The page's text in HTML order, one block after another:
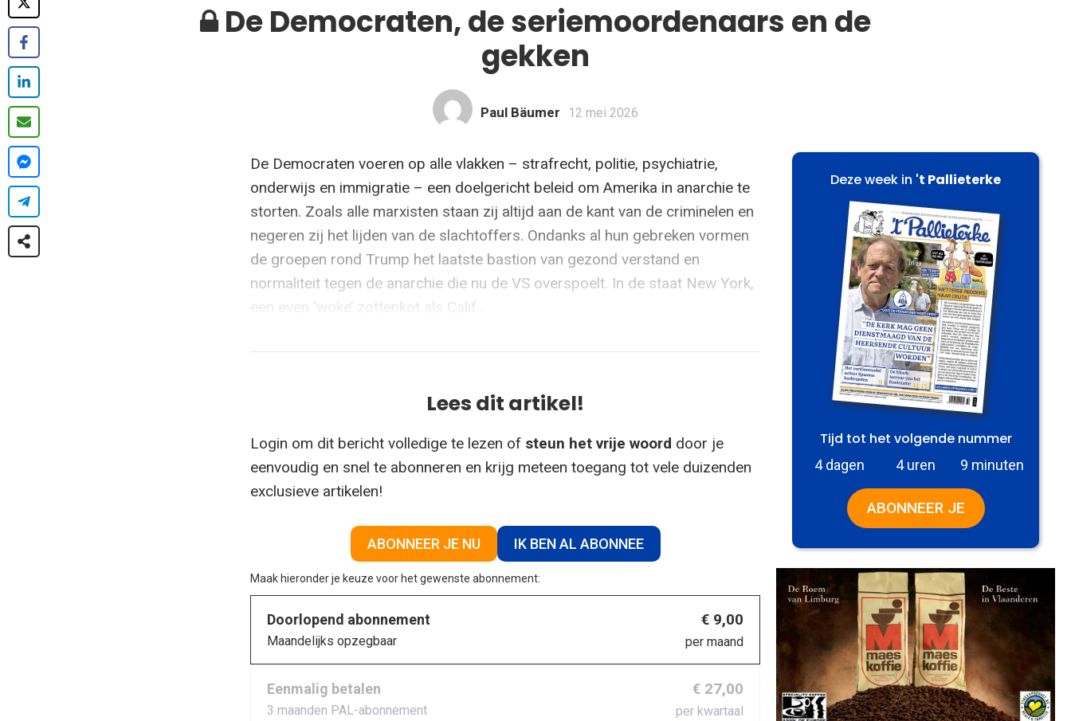
De Democraten, de seriemoordenaars en de
gekken
Paul Bäumer 12 mei 2026
De Democraten voeren op alle vlakken – strafrecht, politie, psychiatrie,
onderwijs en immigratie – een doelgericht beleid om Amerika in anarchie te
storten. Zoals alle marxisten staan zij altijd aan de kant van de criminelen en
negeren zij het lijden van de slachtoffers. Ondanks al hun gebreken vormen
de groepen rond Trump het laatste bastion van gezond verstand en
normaliteit tegen de anarchie die nu de VS overspoelt. In de staat New York,
een even ‘woke’ zottenkot als Calif...
Lees dit artikel!
Login om dit bericht volledige te lezen of steun het vrije woord door je
eenvoudig en snel te abonneren en krijg meteen toegang tot vele duizenden
exclusieve artikelen!
ABONNEER JE NU IK BEN AL ABONNEE
Maak hieronder je keuze voor het gewenste abonnement:
Doorlopend abonnement
Maandelijks opzegbaar
€ 9,00
per maand
Eenmalig betalen
3 maanden PAL-abonnement
€ 27,00
per kwartaal
Deze week in 't Pallieterke
Tijd tot het volgende nummer
4 dagen 4 uren 9 minuten
ABONNEER JE